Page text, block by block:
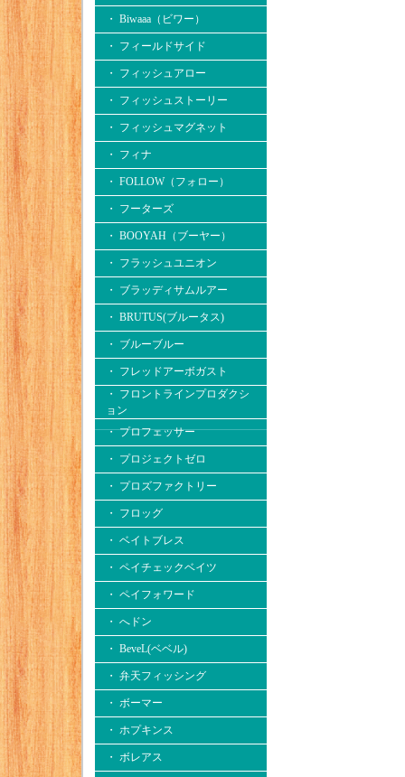
・ Biwaaa（ビワー）
・ フィールドサイド
・ フィッシュアロー
・ フィッシュストーリー
・ フィッシュマグネット
・ フィナ
・ FOLLOW（フォロー）
・ フーターズ
・ BOOYAH（ブーヤー）
・ フラッシュユニオン
・ ブラッディサムルアー
・ BRUTUS(ブルータス)
・ ブルーブルー
・ フレッドアーボガスト
・ フロントラインプロダクシ
ョン
・ プロフェッサー
・ プロジェクトゼロ
・ プロズファクトリー
・ フロッグ
・ ベイトブレス
・ ペイチェックベイツ
・ ペイフォワード
・ へドン
・ BeveL(ベベル)
・ 弁天フィッシング
・ ボーマー
・ ホプキンス
・ ボレアス